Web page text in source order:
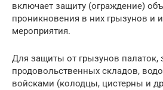
включает защиту (ограждение)
проникновения в них грызунов и
мероприятия.
Для защиты от грызунов палаток,
продовольственных складов,
войсками (колодцы, цистерны и